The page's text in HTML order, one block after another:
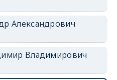
Александрович
Владимирович